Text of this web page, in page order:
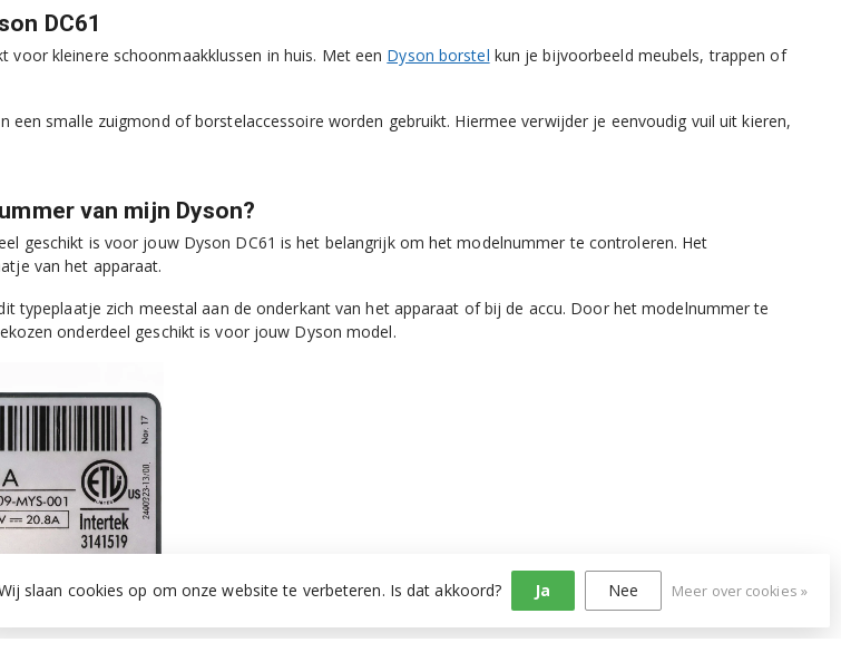
DC61
voor kleinere schoonmaakklussen in huis. Met een Dyson borstel kun je bijvoorbeeld meubels, trappen of
een smalle zuigmond of borstelaccessoire worden gebruikt. Hiermee verwijder je eenvoudig vuil uit kieren,
van mijn Dyson?
geschikt is voor jouw Dyson DC61 is het belangrijk om het modelnummer te controleren. Het
van het apparaat.
typeplaatje zich meestal aan de onderkant van het apparaat of bij de accu. Door het modelnummer te
onderdeel geschikt is voor jouw Dyson model.
in de lijst met geschikte modellen op de productpagina staat voordat je een onderdeel bestelt.
slaan cookies op om onze website te verbeteren. Is dat akkoord? Ja Nee Meer over cookies »